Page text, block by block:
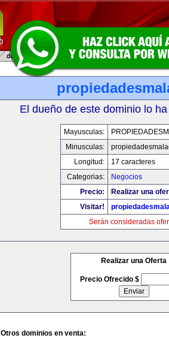
El dueño de este dominio lo
Mayusculas:
Minusculas:
Longitud:
17 caracteres
Categorias:
Negocios
Precio:
Realizar una
Visitar!
Serán consideradas
Realizar una Oferta
Precio Ofrecido $
Otros dominios en venta: